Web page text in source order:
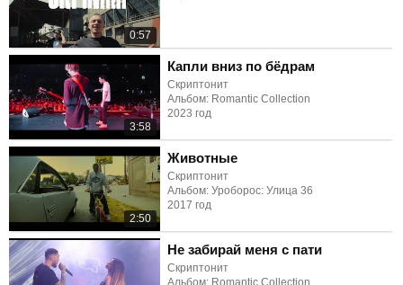
0:57
3:58
Капли вниз по бёдрам
Скриптонит
Альбом: Romantic Collection
2023 год
2:50
Животные
Скриптонит
Альбом: Уроборос: Улица 36
2017 год
Не забирай меня с пати
Скриптонит
Альбом: Romantic Collection